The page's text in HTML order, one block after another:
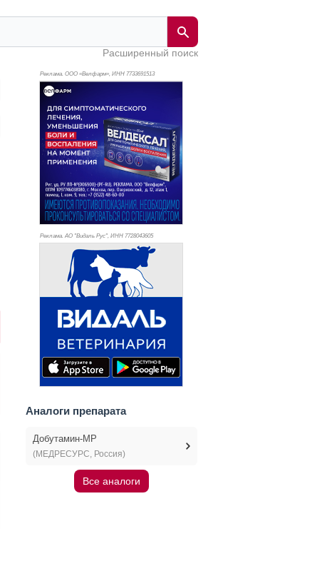
Расширенный поиск
Реклама. ООО «Велфарм», ИНН 7733691513
Реклама. АО "Видаль Рус", ИНН 7728043605
Аналоги препарата
Добутамин-МР
(МЕДРЕСУРС, Россия)
Все аналоги